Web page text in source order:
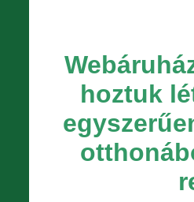
hoztuk